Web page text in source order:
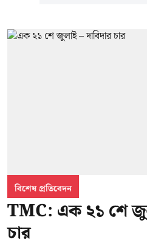
বিশেষ প্রতিবেদন
TMC: এক ২১ শে
চার